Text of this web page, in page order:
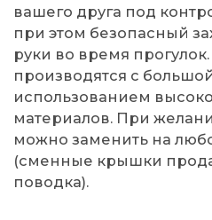
вашего друга под
при этом безопасный
руки во время
производятся с
использованием
материалов. При
можно заменить на
(сменные крышки
поводка).